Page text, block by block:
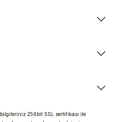
256bit SSL sertifikası ile